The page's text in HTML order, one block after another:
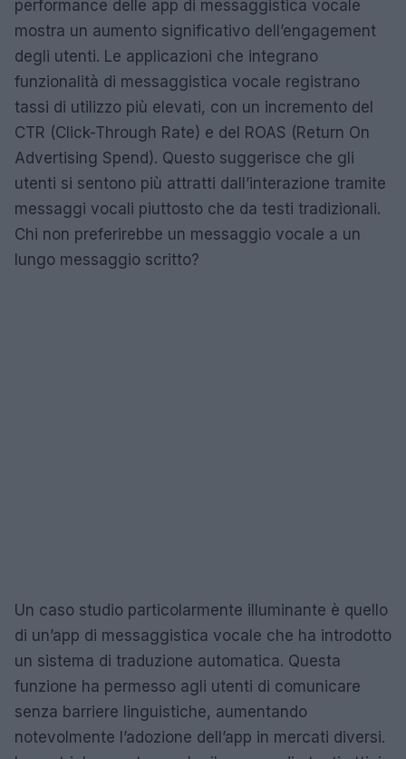
performance delle app di messaggistica vocale
mostra un aumento significativo dell’engagement
degli utenti. Le applicazioni che integrano
funzionalità di messaggistica vocale registrano
tassi di utilizzo più elevati, con un incremento del
CTR (Click-Through Rate) e del ROAS (Return On
Advertising Spend). Questo suggerisce che gli
utenti si sentono più attratti dall’interazione tramite
messaggi vocali piuttosto che da testi tradizionali.
Chi non preferirebbe un messaggio vocale a un
lungo messaggio scritto?
Un caso studio particolarmente illuminante è quello
di un’app di messaggistica vocale che ha introdotto
un sistema di traduzione automatica. Questa
funzione ha permesso agli utenti di comunicare
senza barriere linguistiche, aumentando
notevolmente l’adozione dell’app in mercati diversi.